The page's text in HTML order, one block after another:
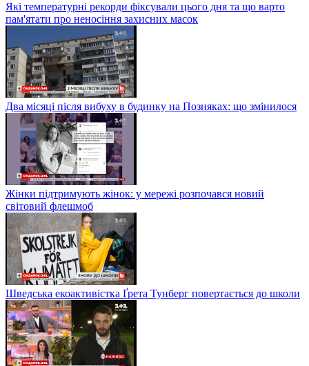
Які температурні рекорди фіксували цього дня та що варто
пам'ятати про неносіння захисних масок
Два місяці після вибуху в будинку на Позняках: що змінилося
Жінки підтримують жінок: у мережі розпочався новий
світовий флешмоб
Шведська екоактивістка Ґрета Тунберг повертається до школи